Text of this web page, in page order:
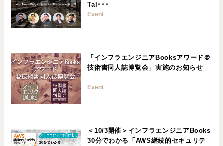
Tal･･･
Event
「インフラエンジニアBooksアワード＠
技術書同人誌博覧会」実施のお知らせ
Event
＜10/3開催＞インフラエンジニアBooks
30分でわかる「AWS継続的セキュリテ